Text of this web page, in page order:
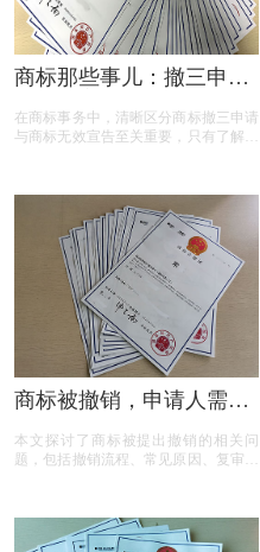
商标那些事儿：撤三申请
在商标事务中，清晰区分商标撤三申请
与商标无效宣告至关重要，只有了解它
上内容能帮助大家更好地理解这两个概
念，从而在商标相关事务中避免不必要
的损失和麻烦。
商标被撤销，申请人需担
本文探讨了商标被提出撤销的相关问
题，包括撤销流程、常见原因、复审与
利人提供了全面的指导。